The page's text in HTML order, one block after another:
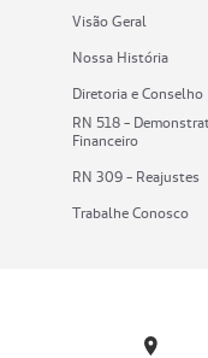
Visão Geral
Nossa História
Diretoria e Conselho
RN 518 -
Financeiro
RN 309 - Reajustes
Trabalhe Conosco